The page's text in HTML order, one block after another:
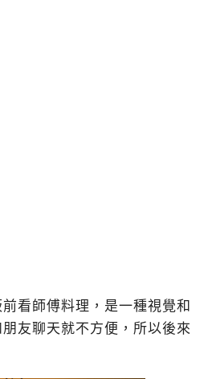
看師傅料理，是一種視覺和
友聊天就不方便，所以後來